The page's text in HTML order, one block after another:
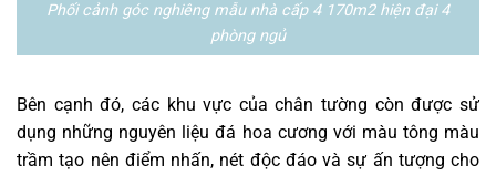
Phối cảnh góc nghiêng mẫu nhà cấp 4 170m2 hiện đại 4
phòng ngủ
Bên cạnh đó, các khu vực của chân tường còn được sử
dụng những nguyên liệu đá hoa cương với màu tông màu
trầm tạo nên điểm nhấn, nét độc đáo và sự ấn tượng cho